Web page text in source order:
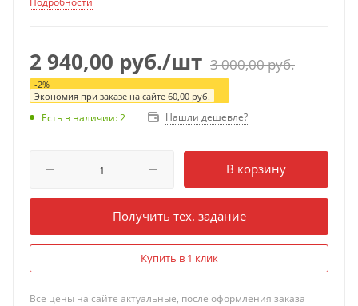
2 940,00 руб./шт 3 000,00руб.
-2%
Экономия при заказе на сайте 60,00 руб.
Есть в наличии: 2 Нашли дешевле?
В корзину
Получить тех. задание
Купить в 1 клик
Все цены на сайте актуальные, после оформления заказа